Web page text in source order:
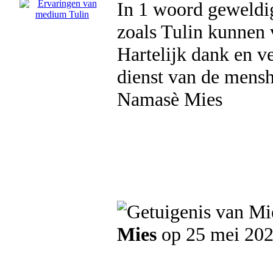
In 1 woord
zoals Tulin kunnen
Hartelijk dank en
dienst van de
Namasè Mies
Mies op 25 mei